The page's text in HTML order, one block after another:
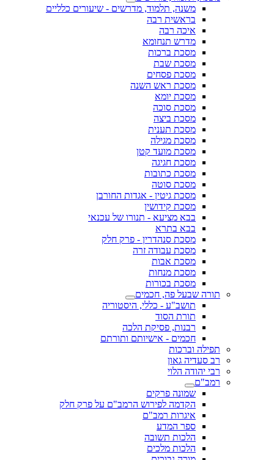
משנה, תלמוד, מדרשים - שיעורים כלליים
בראשית רבה
איכה רבה
מדרש תנחומא
מסכת ברכות
מסכת שבת
מסכת פסחים
מסכת ראש השנה
מסכת יומא
מסכת סוכה
מסכת ביצה
מסכת תענית
מסכת מגילה
מסכת מועד קטן
מסכת חגיגה
מסכת כתובות
מסכת סוטה
מסכת גיטין - אגדות החורבן
מסכת קידושין
בבא מציעא - תנורו של עכנאי
בבא בתרא
מסכת סנהדרין - פרק חלק
מסכת עבודה זרה
מסכת אבות
מסכת מנחות
מסכת בכורות
תורה שבעל פה, חכמים
תושב"ע - כללי, היסטוריה
תורת הסוד
רבנות, פסיקת הלכה
חכמים - אישיותם ותורתם
תפילה וברכות
רב סעדיה גאון
רבי יהודה הלוי
רמב"ם
שמונה פרקים
הקדמה לפירוש הרמב"ם על פרק חלק
איגרות רמב"ם
ספר המדע
הלכות תשובה
הלכות מלכים